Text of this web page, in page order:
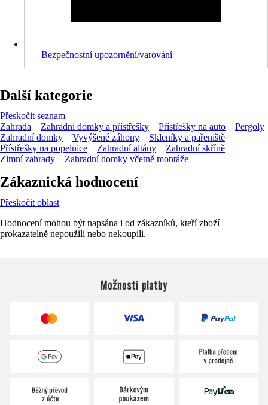
Bezpečnostní upozornění/varování
Další kategorie
Přeskočit seznam
Zahrada
Zahradní domky a přístřešky Přístřešky na auto
Pergoly
Zahradní domky
Vyvýšené záhony
Skleníky a pařeniště
Přístřešky na popelnice
Zahradní altány
Zahradní skříně
Zimní zahrady
Zahradní domky včetně montáže
Zákaznická hodnocení
Přeskočit oblast
Hodnocení mohou být napsána i od zákazníků, kteří zboží
prokazatelně nepoužili nebo nekoupili.
Možnosti platby